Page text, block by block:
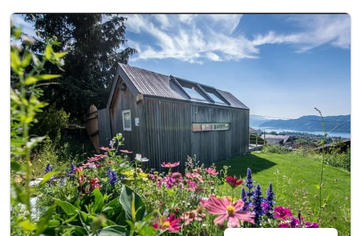
Für 4 Tage p.P. ab408,00 €
Doppelzimmer Superior
2 Erwachsene